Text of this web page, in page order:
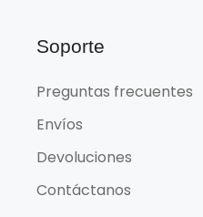
Soporte
Preguntas frecuentes
Envíos
Devoluciones
Contáctanos